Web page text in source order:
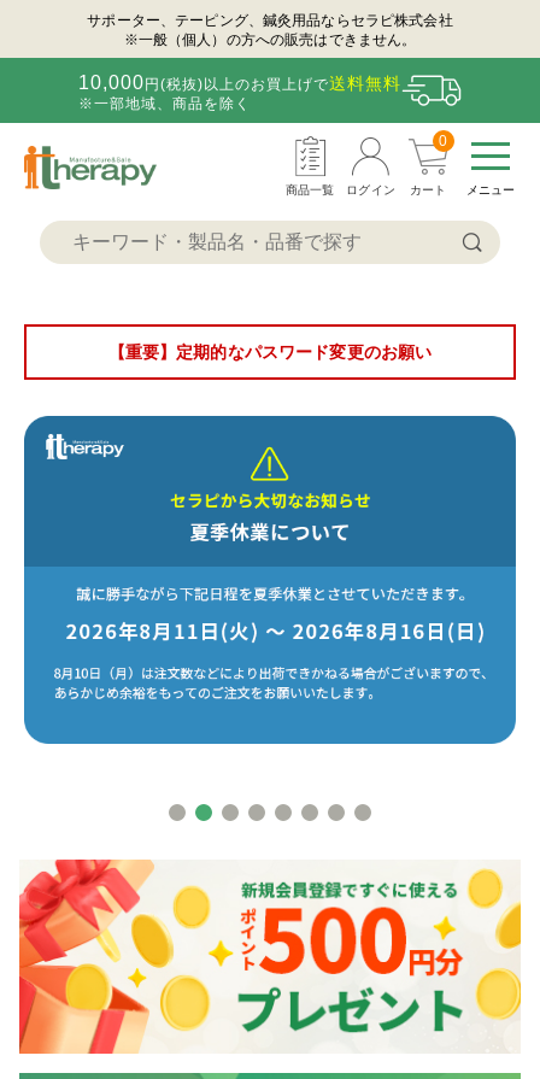
サポーター、テーピング、鍼灸用品ならセラピ株式会社
※一般（個人）の方への販売はできません。
10,000 円(税抜)以上のお買上げで送料無料
※一部地域、商品を除く
商品一覧 ログイン
0
カート メニュー
【重要】定期的なパスワード変更のお願い